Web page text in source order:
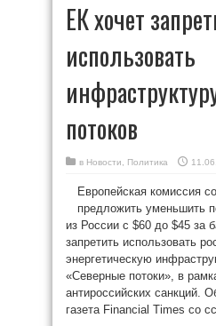
ЕК хочет
использовать
потоков
в Новости Политика
Европейская комиссия
предложить уменьшить
из России с $60 до $45 за
запретить использовать
энергетическую
«Северные потоки», в
антироссийских санкций.
газета Financial Times со